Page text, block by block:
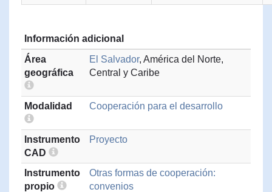
Información adicional
Área
geográfica
El Salvador, América del Norte,
Central y Caribe
Modalidad Cooperación para el desarrollo
Instrumento
CAD
Proyecto
Instrumento
propio
Otras formas de cooperación:
convenios